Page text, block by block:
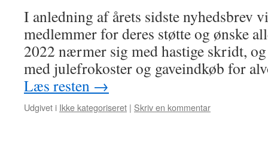
I anledning af årets sidste nyhedsbrev
medlemmer for deres støtte og ønske
2022 nærmer sig med hastige skridt,
med julefrokoster og gaveindkøb for
Læs resten →
Udgivet i Ikke kategoriseret | Skriv en kommentar